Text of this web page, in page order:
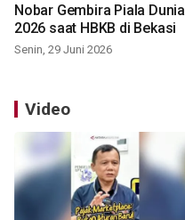
Nobar Gembira Piala Dunia
2026 saat HBKB di Bekasi
Senin, 29 Juni 2026
Video